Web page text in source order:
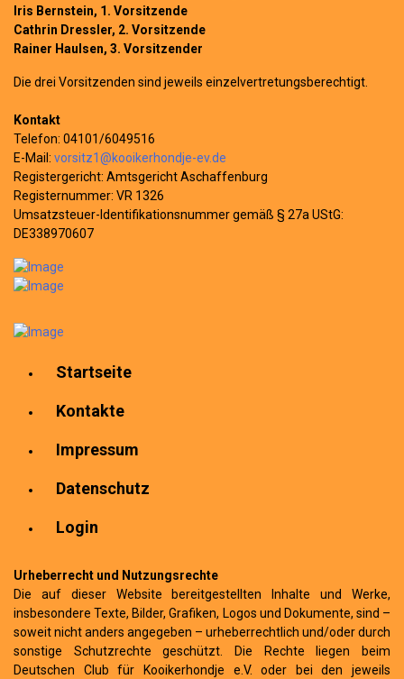
Iris Bernstein, 1. Vorsitzende
Cathrin Dressler, 2. Vorsitzende
Rainer Haulsen, 3. Vorsitzender
Die drei Vorsitzenden sind jeweils einzelvertretungsberechtigt.
Kontakt
Telefon: 04101/6049516
E-Mail: vorsitz1@kooikerhondje-ev.de
Registergericht: Amtsgericht Aschaffenburg
Registernummer: VR 1326
Umsatzsteuer-Identifikationsnummer gemäß § 27a UStG:
DE338970607
Startseite
Kontakte
Impressum
Datenschutz
Login
Urheberrecht und Nutzungsrechte
Die auf dieser Website bereitgestellten Inhalte und Werke,
insbesondere Texte, Bilder, Grafiken, Logos und Dokumente, sind –
soweit nicht anders angegeben – urheberrechtlich und/oder durch
sonstige Schutzrechte geschützt. Die Rechte liegen beim
Deutschen Club für Kooikerhondje e.V. oder bei den jeweils